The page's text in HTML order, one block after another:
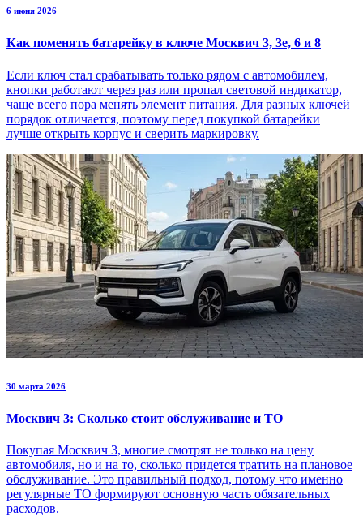
6 июня 2026
Как поменять батарейку в ключе Москвич 3, 3е, 6 и 8
Если ключ стал срабатывать только рядом с автомобилем,
кнопки работают через раз или пропал световой индикатор,
чаще всего пора менять элемент питания. Для разных ключей
порядок отличается, поэтому перед покупкой батарейки
лучше открыть корпус и сверить маркировку.
30 марта 2026
Москвич 3: Сколько стоит обслуживание и ТО
Покупая Москвич 3, многие смотрят не только на цену
автомобиля, но и на то, сколько придется тратить на плановое
обслуживание. Это правильный подход, потому что именно
регулярные ТО формируют основную часть обязательных
расходов.